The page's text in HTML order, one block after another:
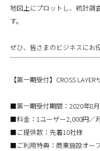
地図上にプロットし、統計調
す。
ぜひ、皆さまのビジネスにお
【第一期受付】CROSS
■第一期受付期間：2020年8
■料金：1ユーザー2,000円／
■ご提供数：先着10社様
■ご利用特典：商業施設オー